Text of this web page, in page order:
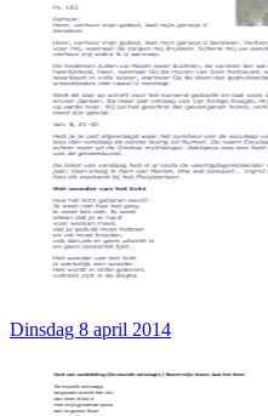
Dinsdag 8 april 2014